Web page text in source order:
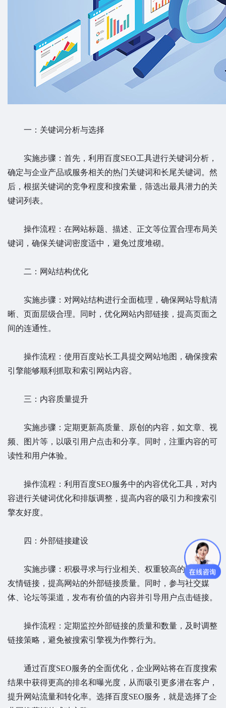
一：关键词分析与选择
实施步骤：首先，利用百度SEO工具进行关键词分析，
确定与企业产品或服务相关的热门关键词和长尾关键词。然
后，根据关键词的竞争程度和搜索量，筛选出最具潜力的关
键词列表。
操作流程：在网站标题、描述、正文等位置合理布局关
键词，确保关键词密度适中，避免过度堆砌。
二：网站结构优化
实施步骤：对网站结构进行全面梳理，确保网站导航清
晰、页面层级合理。同时，优化网站内部链接，提高页面之
间的连通性。
操作流程：使用百度站长工具提交网站地图，确保搜索
引擎能够顺利抓取和索引网站内容。
三：内容质量提升
实施步骤：定期更新高质量、原创的内容，如文章、视
频、图片等，以吸引用户点击和分享。同时，注重内容的可
读性和用户体验。
操作流程：利用百度SEO服务中的内容优化工具，对内
容进行关键词优化和排版调整，提高内容的吸引力和搜索引
擎友好度。
四：外部链接建设
实施步骤：积极寻求与行业相关、权重较高的网站建立
友情链接，提高网站的外部链接质量。同时，参与社交媒
体、论坛等渠道，发布有价值的内容并引导用户点击链接。
操作流程：定期监控外部链接的质量和数量，及时调整
链接策略，避免被搜索引擎视为作弊行为。
通过百度SEO服务的全面优化，企业网站将在百度搜索
结果中获得更高的排名和曝光度，从而吸引更多潜在客户，
提升网站流量和转化率。选择百度SEO服务，就是选择了企